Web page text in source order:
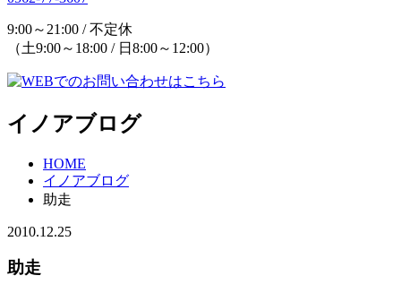
9:00～21:00 / 不定休
（土9:00～18:00 / 日8:00～12:00）
イノアブログ
HOME
イノアブログ
助走
2010.12.25
助走